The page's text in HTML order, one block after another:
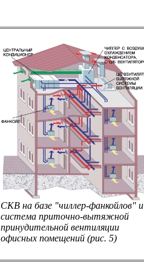
СКВ на базе "чиллер-фанкойлов" и
система приточно-вытяжной
принудительной вентиляции
офисных помещений (рис. 5)